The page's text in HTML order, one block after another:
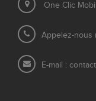
One Clic
Appelez-nous
E-mail :